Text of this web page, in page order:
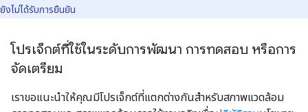
ยังไม่ได้รับการยืนยัน
โปรเจ็กต์ที่ใช้ในระดับการพัฒนา การทดสอบ หรือการ
จัดเตรียม
เราขอแนะนำให้คุณมีโปรเจ็กต์ที่แตกต่างกันสำหรับสภาพแวดล้อม